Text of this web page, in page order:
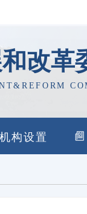
改革
机构设置